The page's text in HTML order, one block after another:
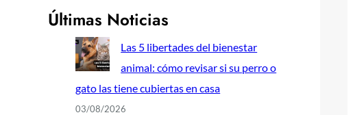
Últimas Noticias
Las 5 libertades del bienestar
animal: cómo revisar si su perro o
gato las tiene cubiertas en casa
03/08/2026